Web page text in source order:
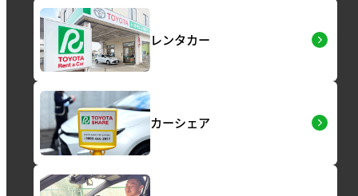
レンタカー
カーシェア